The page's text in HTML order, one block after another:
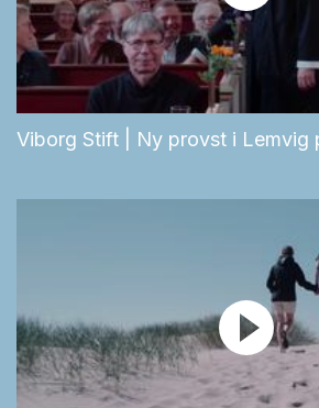
Viborg Stift | Ny provst i Lemvig